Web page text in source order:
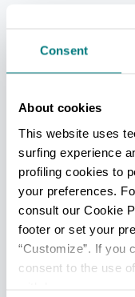
Consent
About cookies
This website uses
surfing experience
profiling cookies to
your preferences.
consult our Cookie
footer or set your
“Customize”. If you
consent to the use
APPUNTAMENTI
mostre, eventi
e
e Balletto del
Filarmonica e i
Bologna Festival
èIl Cinema
Godersi un film
Modernissimo